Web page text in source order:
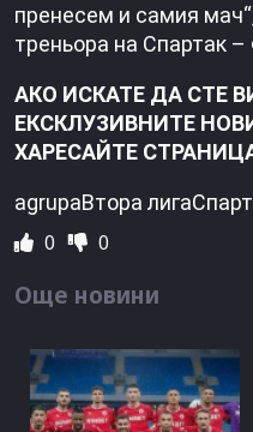
пренесем и самия
треньора на Спартак
АКО ИСКАТЕ ДА СТЕ
ЕКСКЛУЗИВНИТЕ
ХАРЕСАЙТЕ
agrupaВтора
0 0
Още новини